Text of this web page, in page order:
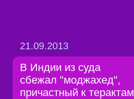
21.09.2013
В Индии из суда
сбежал "моджахед",
причастный к терактам